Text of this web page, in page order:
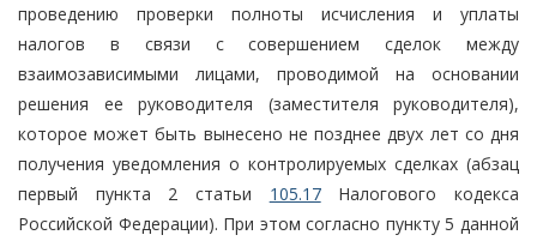
проведению проверки полноты исчисления и уплаты
налогов в связи с совершением сделок между
взаимозависимыми лицами, проводимой на основании
решения ее руководителя (заместителя руководителя),
которое может быть вынесено не позднее двух лет со дня
получения уведомления о контролируемых сделках (абзац
первый пункта 2 статьи 105.17Налогового кодекса
Российской Федерации). При этом согласно пункту 5 данной